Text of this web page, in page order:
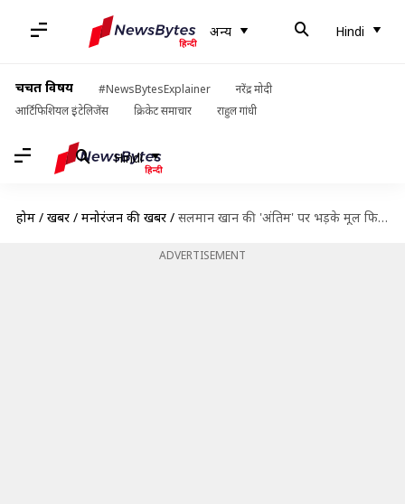
अन्य Hindi
चर्चित विषय #NewsBytesExplainer
नरेंद्र मोदी
आर्टिफिशियल इंटेलिजेंस
क्रिकेट समाचार राहुल गांधी
Hindi
होम / खबरें / मनोरंजन की खबरें / सलमान खान की 'अंतिम' पर भड़के मूल फिल्म के निर्देशक, कहा- रीमेक बनाकर कचरा कर दिया
ADVERTISEMENT